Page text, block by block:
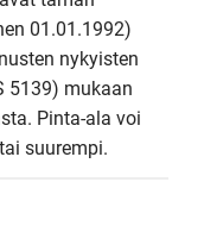
01.01.1992)
nykyisten
5139) mukaan
Pinta-ala voi
suurempi.